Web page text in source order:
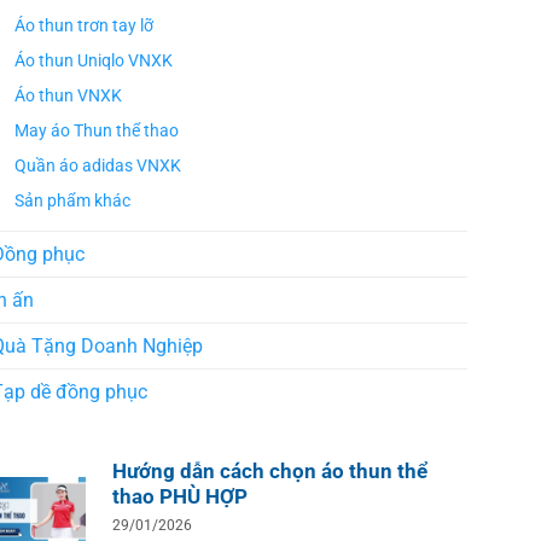
Áo thun trơn tay lỡ
Áo thun Uniqlo VNXK
Áo thun VNXK
May áo Thun thể thao
Quần áo adidas VNXK
Sản phẩm khác
phục
ấn
Tặng Doanh Nghiệp
dề đồng phục
Hướng dẫn cách chọn áo thun thể
thao PHÙ HỢP
29/01/2026